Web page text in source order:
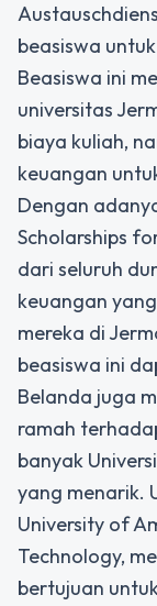
beasiswa
Beasiswa ini
universitas
biaya kuliah,
keuangan
Dengan
Scholarships
dari seluruh
keuangan
mereka di
beasiswa ini
Belanda juga
ramah
banyak
yang menarik.
University of
Technology,
bertujuan